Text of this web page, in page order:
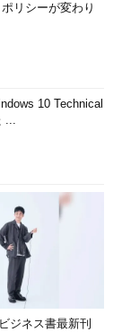
リシーが変わり
10 Technical
...
ジネス書最新刊